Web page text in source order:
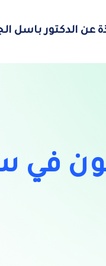
عن الدكتور باسل
في